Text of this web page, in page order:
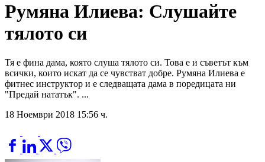
Румяна Илиева: Слушайте
тялото си
Тя е фина дама, която слуша тялото си. Това е и съветът към
всички, които искат да се чувстват добре. Румяна Илиева е
фитнес инструктор и е следващата дама в поредицата ни
"Предай нататък". ...
18 Ноември 2018 15:56 ч.